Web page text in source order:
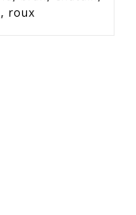
roux